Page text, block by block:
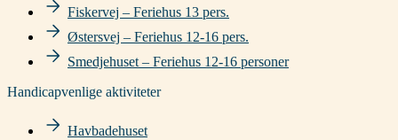
Fiskervej – Feriehus 13 pers.
Østersvej – Feriehus 12-16 pers.
Smedjehuset – Feriehus 12-16 personer
Handicapvenlige aktiviteter
Havbadehuset